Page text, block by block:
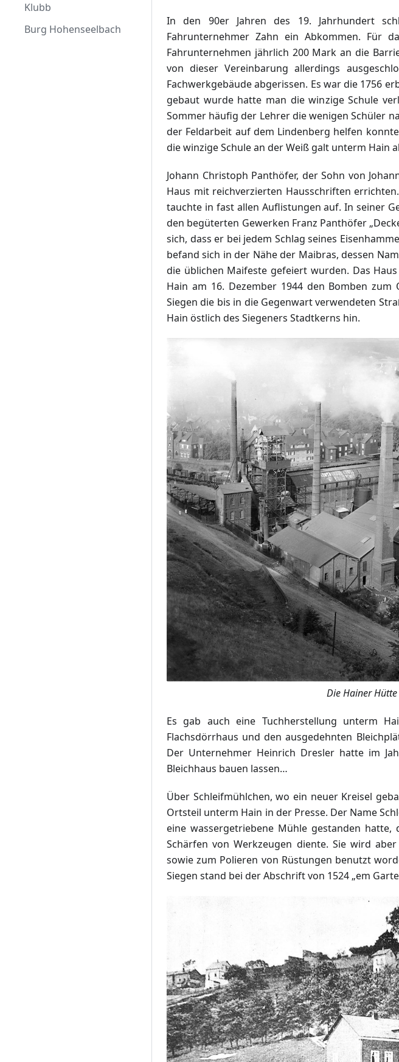
Klubb
Burg Hohenseelbach
In den 90er Jahren des 19. Jahrhundert
Fahrunternehmer Zahn ein Abkommen. Für
Fahrunternehmen jährlich 200 Mark an die
von dieser Vereinbarung allerdings
Fachwerkgebäude abgerissen. Es war die 1756
gebaut wurde hatte man die winzige Schule
Sommer häufig der Lehrer die wenigen Schüler
der Feldarbeit auf dem Lindenberg helfen
die winzige Schule an der Weiß galt unterm Hain
Johann Christoph Panthöfer, der Sohn von
Haus mit reichverzierten Hausschriften
tauchte in fast allen Auflistungen auf. In seiner
den begüterten Gewerken Franz Panthöfer
sich, dass er bei jedem Schlag seines
befand sich in der Nähe der Maibras, dessen
die üblichen Maifeste gefeiert wurden. Das
Hain am 16. Dezember 1944 den Bomben
Siegen die bis in die Gegenwart verwendeten
Hain östlich des Siegeners Stadtkerns hin.
Die Hainer
Es gab auch eine Tuchherstellung unterm
Flachsdörrhaus und den ausgedehnten
Der Unternehmer Heinrich Dresler hatte im
Bleichhaus bauen lassen…
Über Schleifmühlchen, wo ein neuer Kreisel
Ortsteil unterm Hain in der Presse. Der Name
eine wassergetriebene Mühle gestanden
Schärfen von Werkzeugen diente. Sie wird
sowie zum Polieren von Rüstungen benutzt
Siegen stand bei der Abschrift von 1524 „em